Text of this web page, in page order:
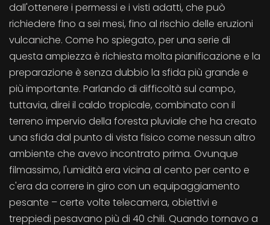
dall'ottenere i permessi e i visti adatti, che può
richiedere fino a sei mesi, fino al rischio delle eruzioni
vulcaniche. Come ho spiegato, per una serie di
questa ampiezza è richiesta molta pianificazione e la
preparazione è senza dubbio la sfida più grande e
più importante. Parlando di difficoltà sul campo,
tuttavia, direi il caldo tropicale, combinato con il
terreno impervio della foresta pluviale che ha creato
una sfida dal punto di vista fisico come nessun altro
ambiente che avevo incontrato prima. Ovunque
filmassimo, l'umidità era vicina al cento per cento e
c'era da correre in giro con un equipaggiamento
pesante – certe volte telecamera, obiettivi e
treppiedi pesavano più di 40 chili. Quando tornavo a